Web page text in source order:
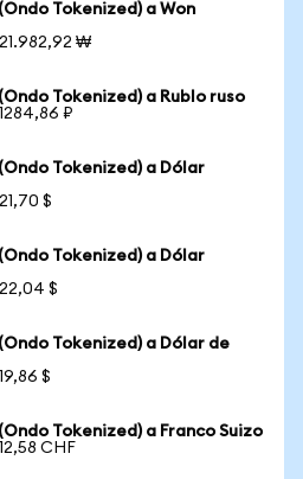
Tokenized) a Won
₩
Tokenized) a Rublo ruso
₽
Tokenized) a Dólar
$
Tokenized) a Dólar
$
Tokenized) a Dólar de
$
Tokenized) a Franco Suizo
CHF